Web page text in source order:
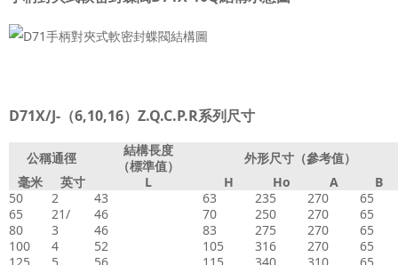
D71X/J-（6,10,16）Z.Q.C.P.R系列尺寸
公稱通徑
結構長度
（標準值）
外形尺寸（參考值）
毫米
英寸 L H Ho A
B
50
2 43 63 235 270 65
65
21/ 46 70 250 270 65
80
3 46 83 275 270 65
100
4 52 105 316 270 65